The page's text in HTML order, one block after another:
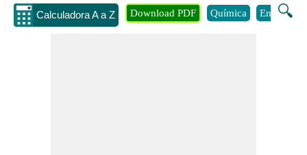
Calculadora A a Z 🔍
Download PDF Química